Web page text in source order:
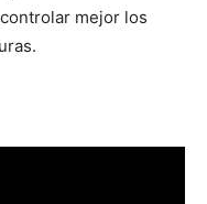
mejor los